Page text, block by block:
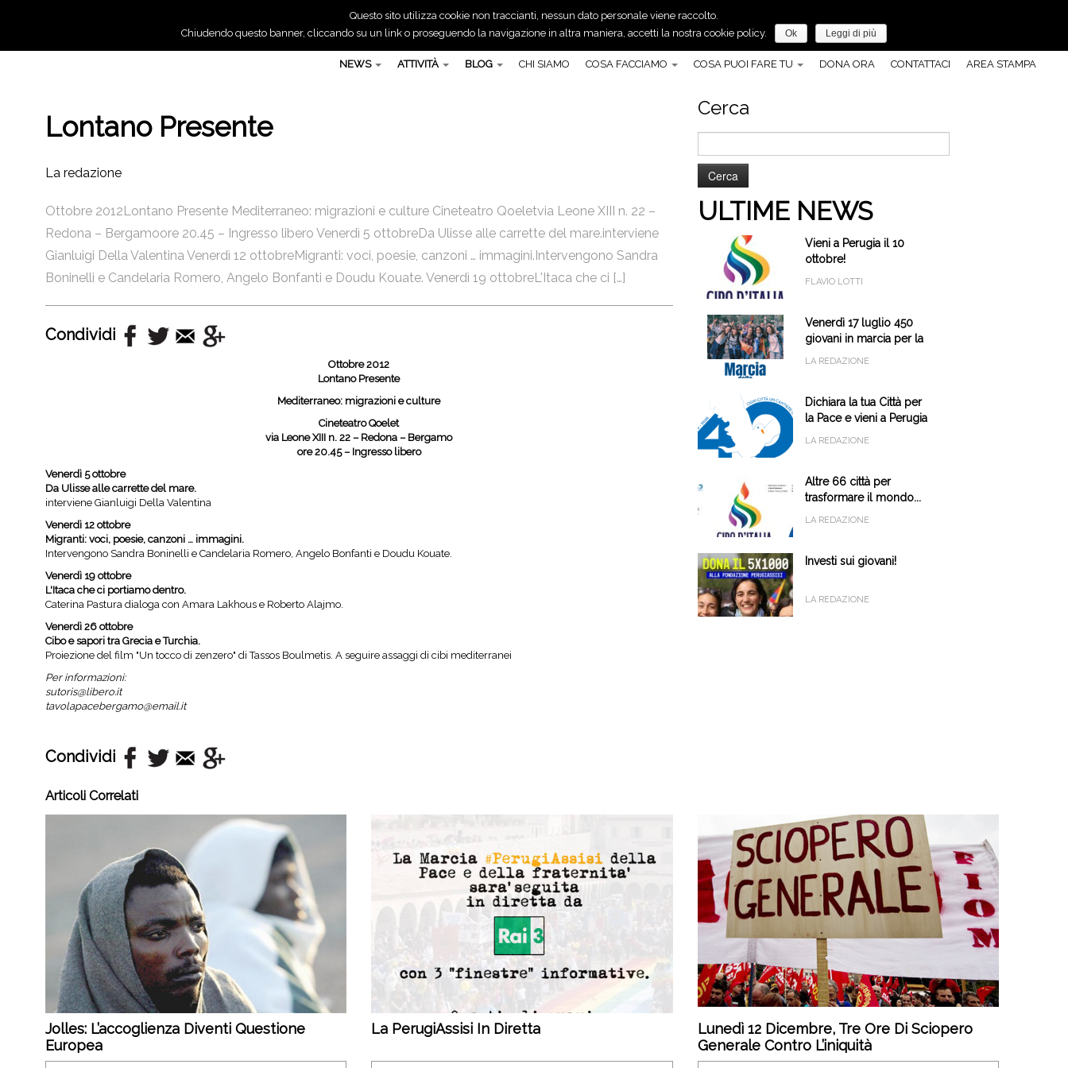
Anche tu, puoi fare molto per la pace!
NEWS ATTIVITÀ BLOG CHI SIAMO COSA FACCIAMO COSA PUOI FARE TU DONA ORA CONTATTACI AREA STAMPA
Lontano Presente
La redazione
Ottobre 2012Lontano Presente Mediterraneo: migrazioni e culture Cineteatro Qoeletvia Leone XIII n. 22 –
Redona – Bergamoore 20.45 – Ingresso libero Venerdì 5 ottobreDa Ulisse alle carrette del mare.interviene
Gianluigi Della Valentina Venerdì 12 ottobreMigranti: voci, poesie, canzoni … immagini.Intervengono Sandra
Boninelli e Candelaria Romero, Angelo Bonfanti e Doudu Kouate. Venerdì 19 ottobreL'Itaca che ci […]
Condividi
Ottobre 2012
Lontano Presente
Mediterraneo: migrazioni e culture
Cineteatro Qoelet
via Leone XIII n. 22 – Redona – Bergamo
ore 20.45 – Ingresso libero
Venerdì 5 ottobre
Da Ulisse alle carrette del mare.
interviene Gianluigi Della Valentina
Venerdì 12 ottobre
Migranti: voci, poesie, canzoni … immagini.
Intervengono Sandra Boninelli e Candelaria Romero, Angelo Bonfanti e Doudu Kouate.
Venerdì 19 ottobre
L'Itaca che ci portiamo dentro.
Caterina Pastura dialoga con Amara Lakhous e Roberto Alajmo.
Venerdì 26 ottobre
Cibo e sapori tra Grecia e Turchia.
Proiezione del film "Un tocco di zenzero" di Tassos Boulmetis. A seguire assaggi di cibi mediterranei
Per informazioni:
sutoris@libero.it
tavolapacebergamo@email.it
Cerca
per:
ULTIME NEWS
Vieni a Perugia il 10
ottobre!
FLAVIO LOTTI
Venerdì 17 luglio 450
giovani in marcia per la
LA REDAZIONE
Dichiara la tua Città per
la Pace e vieni a Perugia
LA REDAZIONE
Altre 66 città per
trasformare il mondo...
LA REDAZIONE
Investi sui giovani!
LA REDAZIONE
Condividi
Articoli Correlati
Jolles: L’accoglienza Diventi Questione
Europea
La PerugiAssisi In Diretta
Lunedì 12 Dicembre, Tre Ore Di Sciopero
Generale Contro L’iniquità
Questo sito utilizza cookie non traccianti, nessun dato personale viene raccolto.
Chiudendo questo banner, cliccando su un link o proseguendo la navigazione in altra maniera, accetti la nostra cookie policy.
Ok Leggi di più